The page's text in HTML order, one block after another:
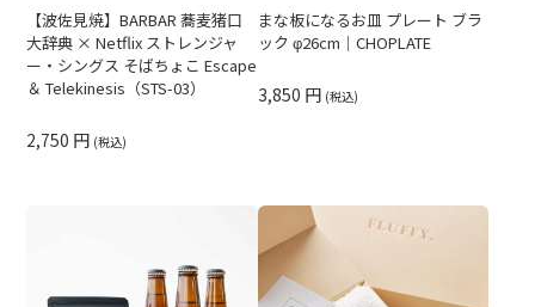
【波佐見焼】BARBAR 蕎麦猪口
大辞典 × Netflix ストレンジャ
ー・シングス そばちょこ Escape
＆ Telekinesis（STS-03）
2,750 円 (税込)
まな板になるお皿 プレート ブラ
ック φ26cm｜CHOPLATE
3,850 円 (税込)